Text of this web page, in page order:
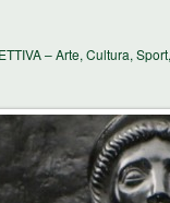
– Arte, Cultura,